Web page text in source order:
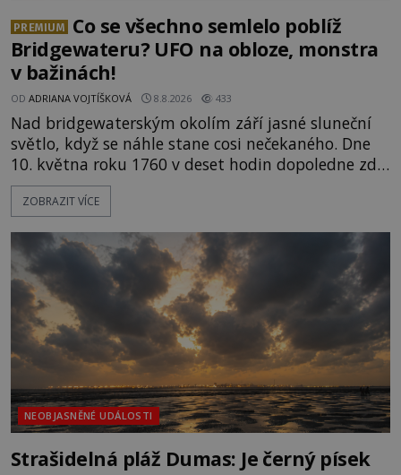
PREMIUM
Co se všechno semlelo poblíž
Bridgewateru? UFO na obloze, monstra
v bažinách!
OD ADRIANA VOJTÍŠKOVÁ 8.8.2026 433
Nad bridgewaterským okolím září jasné sluneční
světlo, když se náhle stane cosi nečekaného. Dne
10. května roku 1760 v deset hodin dopoledne zde
dojde k vůbec prvnímu historicky doloženému
přeletu UFO. Podle záznamů vyzařuje takové
jen o nějaký optický klam, nebo se zde skutečně
právě vznáší mimozemská loď
ZOBRAZIT VÍCE
NEOBJASNĚNÉ UDÁLOSTI
Strašidelná pláž Dumas: Je černý písek